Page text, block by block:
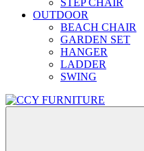
OUTDOOR
BEACH CHAIR
GARDEN SET
HANGER
LADDER
SWING